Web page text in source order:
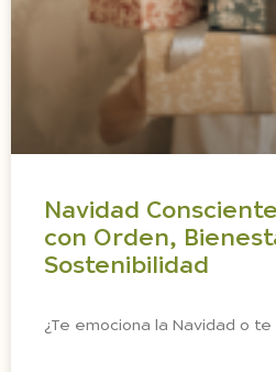
Navidad
con Orden,
Sostenibilidad
¿Te emociona la Navidad o te